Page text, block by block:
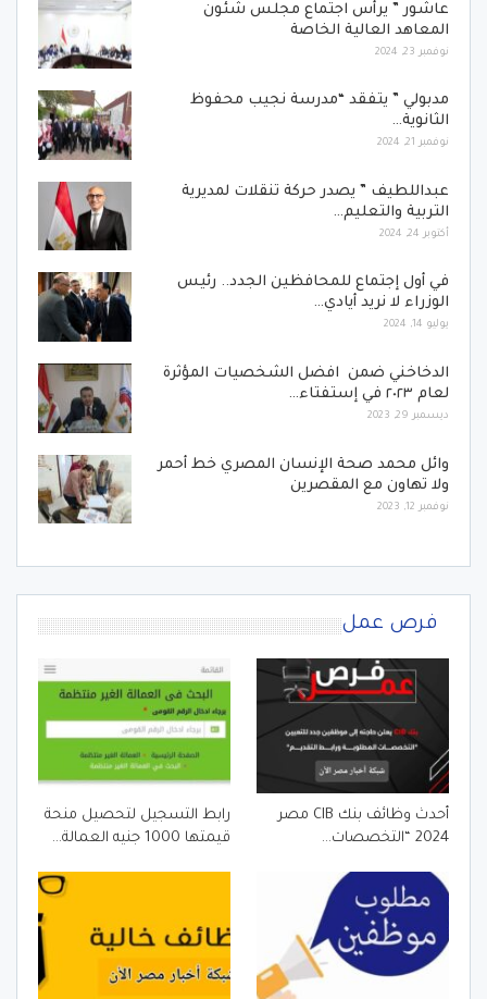
عاشور ” يرأس اجتماع مجلس شئون
المعاهد العالية الخاصة
نوفمبر 23, 2024
مدبولي ” يتفقد “مدرسة نجيب محفوظ
الثانوية…
نوفمبر 21, 2024
عبداللطيف ” يصدر حركة تنقلات لمديرية
التربية والتعليم…
أكتوبر 24, 2024
في أول إجتماع للمحافظين الجدد.. رئيس
الوزراء لا نريد أيادي…
يوليو 14, 2024
الدخاخني ضمن افضل الشخصيات المؤثرة
لعام ٢٠٢٣ في إستفتاء…
ديسمبر 29, 2023
وائل محمد صحة الإنسان المصري خط أحمر
ولا تهاون مع المقصرين
نوفمبر 12, 2023
فرص عمل
أحدث وظائف بنك CIB مصر
2024 “التخصصات…
رابط التسجيل لتحصيل منحة
قيمتها 1000 جنيه العمالة…